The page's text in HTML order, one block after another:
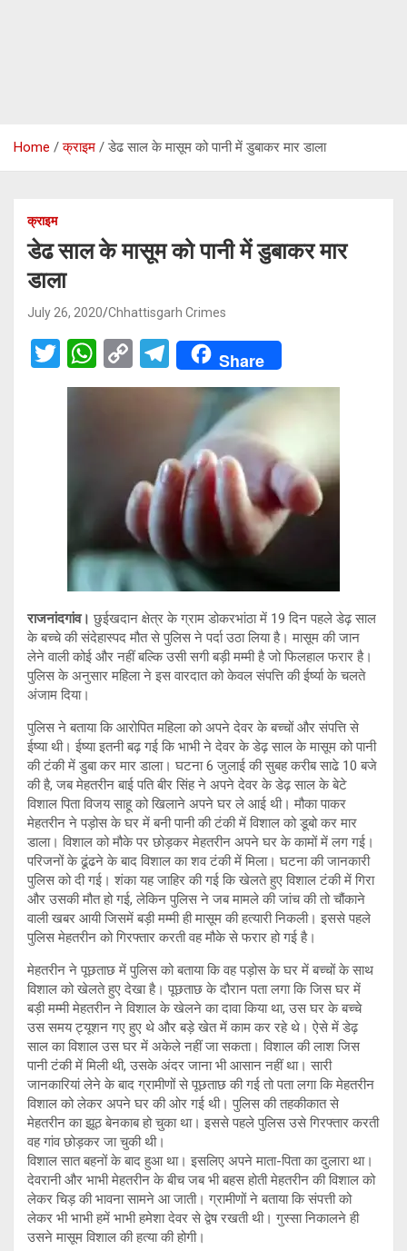
Home क्राइम डेढ साल के मासूम को पानी में डुबाकर मार डाला
क्राइम
डेढ साल के मासूम को पानी में डुबाकर मार
डाला
July 26, 2020 Chhattisgarh Crimes
T
wi
W
h
p
C
o
n
k
T
el
gr
a
m
Share
राजनांदगांव। छुईखदान क्षेत्र के ग्राम डोकरभांठा में 19 दिन पहले डेढ़ साल
के बच्चे की संदेहास्पद मौत से पुलिस ने पर्दा उठा लिया है। मासूम की जान
लेने वाली कोई और नहीं बल्कि उसी सगी बड़ी मम्मी है जो फिलहाल फरार है।
पुलिस के अनुसार महिला ने इस वारदात को केवल संपत्ति की ईर्ष्या के चलते
अंजाम दिया।
पुलिस ने बताया कि आरोपित महिला को अपने देवर के बच्चों और संपत्ति से
ईष्या थी। ईष्या इतनी बढ़ गई कि भाभी ने देवर के डेढ़ साल के मासूम को पानी
की टंकी में डुबा कर मार डाला। घटना 6 जुलाई की सुबह करीब साढे 10 बजे
की है, जब मेहतरीन बाई पति बीर सिंह ने अपने देवर के डेढ़ साल के बेटे
विशाल पिता विजय साहू को खिलाने अपने घर ले आई थी। मौका पाकर
मेहतरीन ने पड़ोस के घर में बनी पानी की टंकी में विशाल को डूबो कर मार
डाला। विशाल को मौके पर छोड़कर मेहतरीन अपने घर के कामों में लग गई।
परिजनों के ढूंढने के बाद विशाल का शव टंकी में मिला। घटना की जानकारी
पुलिस को दी गई। शंका यह जाहिर की गई कि खेलते हुए विशाल टंकी में गिरा
और उसकी मौत हो गई, लेकिन पुलिस ने जब मामले की जांच की तो चौंकाने
वाली खबर आयी जिसमें बड़ी मम्मी ही मासूम की हत्यारी निकली। इससे पहले
पुलिस मेहतरीन को गिरफ्तार करती वह मौके से फरार हो गई है।
मेहतरीन ने पूछताछ में पुलिस को बताया कि वह पड़ोस के घर में बच्चों के साथ
विशाल को खेलते हुए देखा है। पूछताछ के दौरान पता लगा कि जिस घर में
बड़ी मम्मी मेहतरीन ने विशाल के खेलने का दावा किया था, उस घर के बच्चे
उस समय ट्यूशन गए हुए थे और बड़े खेत में काम कर रहे थे। ऐसे में डेढ़
साल का विशाल उस घर में अकेले नहीं जा सकता। विशाल की लाश जिस
पानी टंकी में मिली थी, उसके अंदर जाना भी आसान नहीं था। सारी
जानकारियां लेने के बाद ग्रामीणों से पूछताछ की गई तो पता लगा कि मेहतरीन
विशाल को लेकर अपने घर की ओर गई थी। पुलिस की तहकीकात से
मेहतरीन का झूठ बेनकाब हो चुका था। इससे पहले पुलिस उसे गिरफ्तार करती
वह गांव छोड़कर जा चुकी थी।
विशाल सात बहनों के बाद हुआ था। इसलिए अपने माता-पिता का दुलारा था।
देवरानी और भाभी मेहतरीन के बीच जब भी बहस होती मेहतरीन की विशाल को
लेकर चिड़ की भावना सामने आ जाती। ग्रामीणों ने बताया कि संपत्ती को
लेकर भी भाभी हमें भाभी हमेशा देवर से द्वेष रखती थी। गुस्सा निकालने ही
उसने मासूम विशाल की हत्या की होगी।